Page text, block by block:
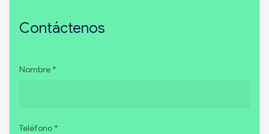
Contáctenos
Nombre *
Teléfono *